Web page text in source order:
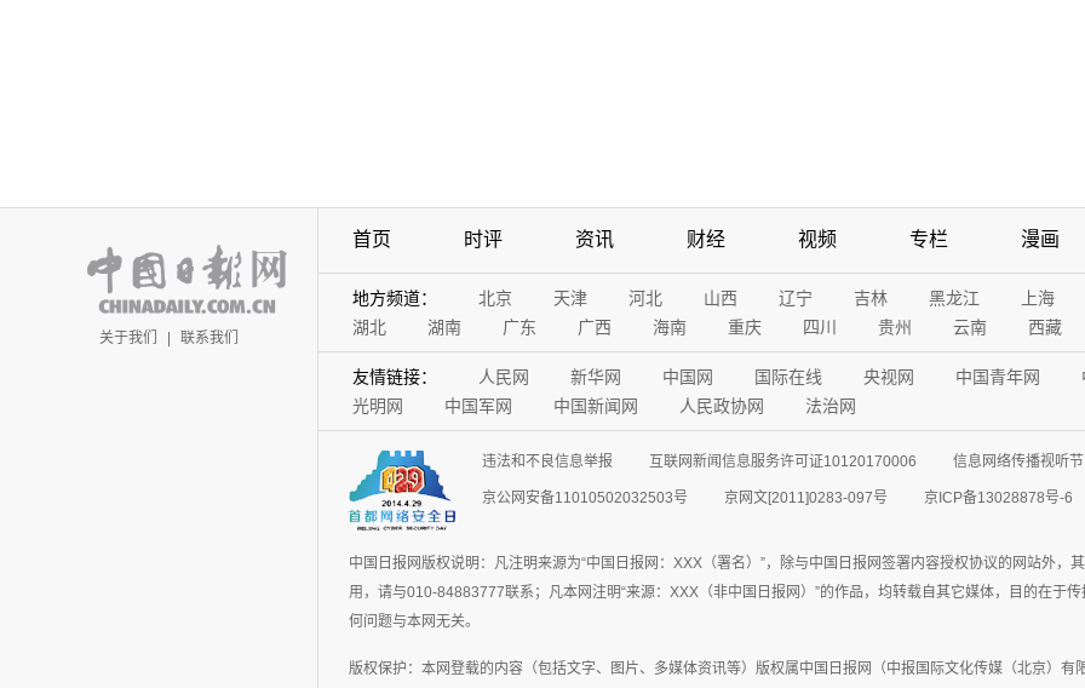
关于我们 | 联系我们
首页 时评 资讯 财经 视频 专栏 漫画
地方频道： 北京 天津 河北 山西 辽宁 吉林 黑龙江 上海
湖北
湖南 广东 广西 海南 重庆 四川 贵州 云南 西藏
友情链接： 人民网 新华网 中国网 国际在线 央视网 中国青年网
光明网
中国军网 中国新闻网 人民政协网 法治网
违法和不良信息举报 互联网新闻信息服务许可证10120170006 信息网络传播视听
京公网安备11010502032503号 京网文[2011]0283-097号 京ICP备13028878号-6
中国日报网版权说明：凡注明来源为“中国日报网：XXX（署名）”，除与中国日报网签署内容授权协议的网站外
用，请与010-84883777联系；凡本网注明“来源：XXX（非中国日报网）”的作品，均转载自其它媒体，目的在于
何问题与本网无关。
版权保护：本网登载的内容（包括文字、图片、多媒体资讯等）版权属中国日报网（中报国际文化传媒（北京）